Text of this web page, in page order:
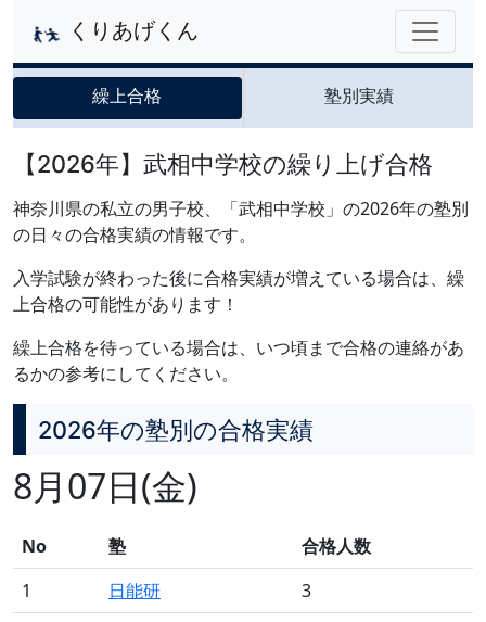
くりあげくん
繰上合格 塾別実績
【2026年】武相中学校の繰り上げ合格
神奈川県の私立の男子校、「武相中学校」の2026年の塾別
の日々の合格実績の情報です。
入学試験が終わった後に合格実績が増えている場合は、繰
上合格の可能性があります！
繰上合格を待っている場合は、いつ頃まで合格の連絡があ
るかの参考にしてください。
2026年の塾別の合格実績
8月07日(金)
No 塾
合格人数
1
日能研
3